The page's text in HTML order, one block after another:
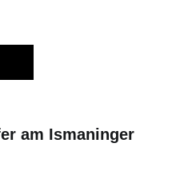
am Ismaninger